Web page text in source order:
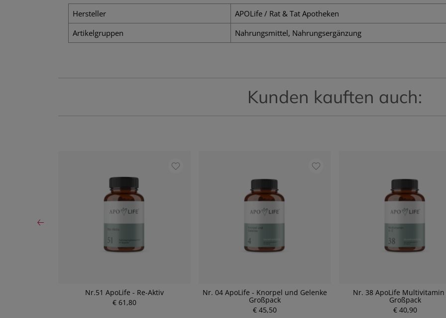
Hersteller
APOLife / Rat & Tat Apotheken
Artikelgruppen
Nahrungsmittel, Nahrungsergänzung
Kunden kauften auch:
Nr.51 ApoLife - Re-Aktiv
€ 61,80
Nr. 04 ApoLife - Knorpel und Gelenke
Großpack
€ 45,50
Nr. 38 ApoLife Multivitamin
Großpack
€ 40,90
P
P
r
P
r